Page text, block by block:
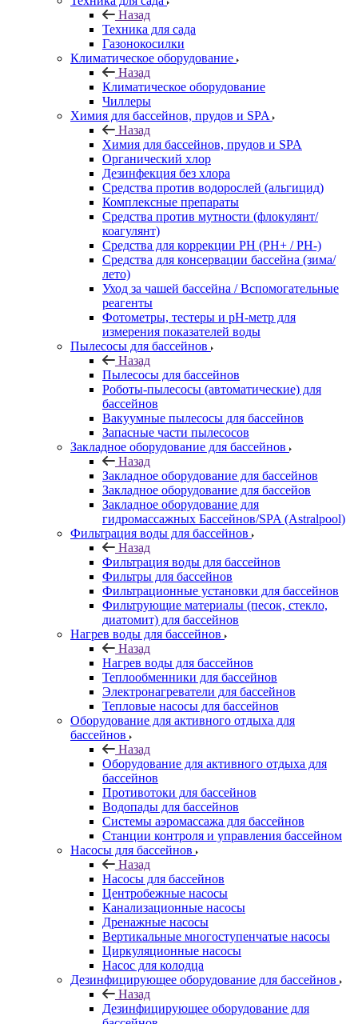
Назад
Техника для сада
Газонокосилки
Климатическое оборудование
Назад
Климатическое оборудование
Чиллеры
Химия для бассейнов, прудов и SPA
Назад
Химия для бассейнов, прудов и SPA
Органический хлор
Дезинфекция без хлора
Средства против водорослей (альгицид)
Комплексные препараты
Средства против мутности (флокулянт/
коагулянт)
Средства для коррекции PH (PH+ / PH-)
Средства для консервации бассейна (зима/
лето)
Уход за чашей бассейна / Вспомогательные
реагенты
Фотометры, тестеры и рН-метр для
измерения показателей воды
Пылесосы для бассейнов
Назад
Пылесосы для бассейнов
Роботы-пылесосы (автоматические) для
бассейнов
Вакуумные пылесосы для бассейнов
Запасные части пылесосов
Закладное оборудование для бассейнов
Назад
Закладное оборудование для бассейнов
Закладное оборудование для бассейов
Закладное оборудование для
гидромассажных Бассейнов/SPA (Astralpool)
Фильтрация воды для бассейнов
Назад
Фильтрация воды для бассейнов
Фильтры для бассейнов
Фильтрационные установки для бассейнов
Фильтрующие материалы (песок, стекло,
диатомит) для бассейнов
Нагрев воды для бассейнов
Назад
Нагрев воды для бассейнов
Теплообменники для бассейнов
Электронагреватели для бассейнов
Тепловые насосы для бассейнов
Оборудование для активного отдыха для
бассейнов
Назад
Оборудование для активного отдыха для
бассейнов
Противотоки для бассейнов
Водопады для бассейнов
Системы аэромассажа для бассейнов
Станции контроля и управления бассейном
Насосы для бассейнов
Назад
Насосы для бассейнов
Центробежные насосы
Канализационные насосы
Дренажные насосы
Вертикальные многоступенчатые насосы
Циркуляционные насосы
Насос для колодца
Дезинфицирующее оборудование для бассейнов
Назад
Дезинфицирующее оборудование для